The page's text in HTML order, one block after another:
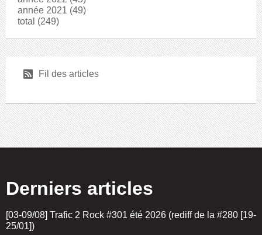
année 2021 (49)
total (249)
r Fil des articles
Derniers articles
[03-09/08] Trafic 2 Rock #301 été 2026 (rediff de la #280 [19-
25/01])